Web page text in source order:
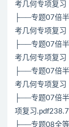
考几何专项复
├──专题07倍
考几何专项复
├──专题07倍
考几何专项复
├──专题07倍
考几何专项复
├──专题07倍
项复习
├──专题08全